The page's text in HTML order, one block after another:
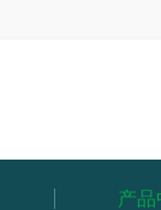
产品